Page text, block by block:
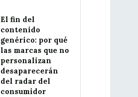
El fin del
contenido
genérico: por qué
las marcas que no
personalizan
desaparecerán
del radar del
consumidor